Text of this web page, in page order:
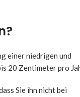
einer niedrigen und
20 Zentimeter pro
Sie ihn nicht bei